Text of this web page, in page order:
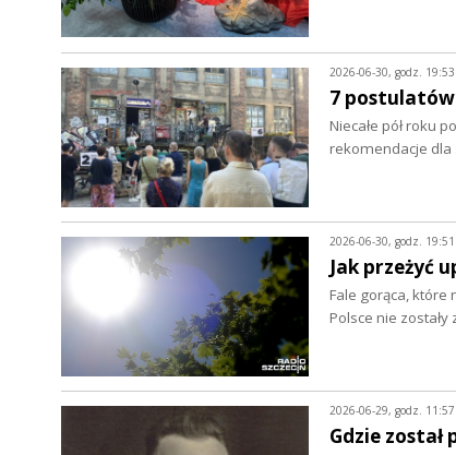
2026-06-30, godz. 19:53
7
Niecałe pół roku
rekomendacje
2026-06-30, godz. 19:51
Jak przeżyć
Fale gorąca, które
Polsce nie
2026-06-29, godz. 11:57
Gdzie